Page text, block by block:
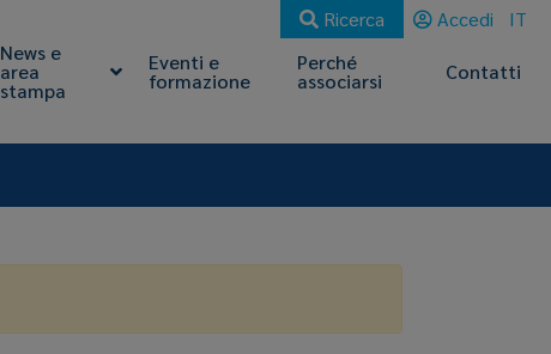
Ricerca Accedi IT
News e
area
stampa
Eventi e
formazione
Perché
associarsi Contatti